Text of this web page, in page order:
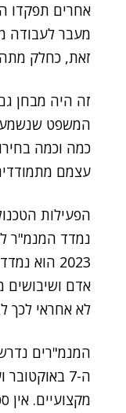
אחרים תפקדו
מעבר לעבודה
זאת, כחלק
המשפט שנשמע
כמה וכמה
עצמם
הפעילות
נמדד המנמ"ר
2023
אדם ושיבושים
לא אחראי לכך
ה-7
מקצועיים. אין